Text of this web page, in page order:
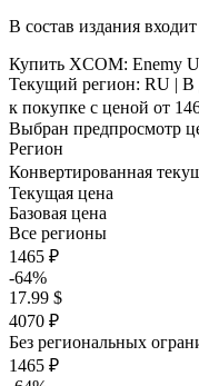
В состав издания
Купить XCOM: Enemy
Текущий регион: RU | В
к покупке с ценой от
Выбран предпросмотр
Регион
Конвертированная
Текущая цена
Базовая цена
Все регионы
1465 ₽
-64%
17.99 $
4070 ₽
Без региональных
1465 ₽